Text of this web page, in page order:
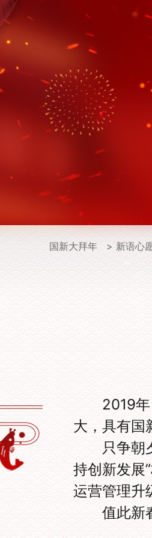
国新大拜年 > 新语心
2019
大，具有国
只争朝
持创新发展
运营管理升
值此新